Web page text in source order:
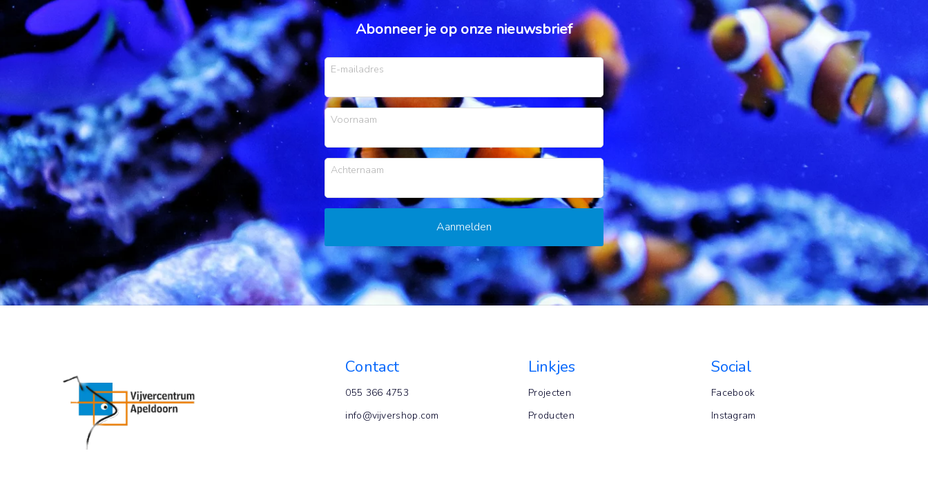
Abonneer je op onze nieuwsbrief
E-mailadres
Voornaam
Achternaam
Contact
055 366 4753
info@vijvershop.com
Linkjes
Projecten
Producten
Social
Facebook
Instagram